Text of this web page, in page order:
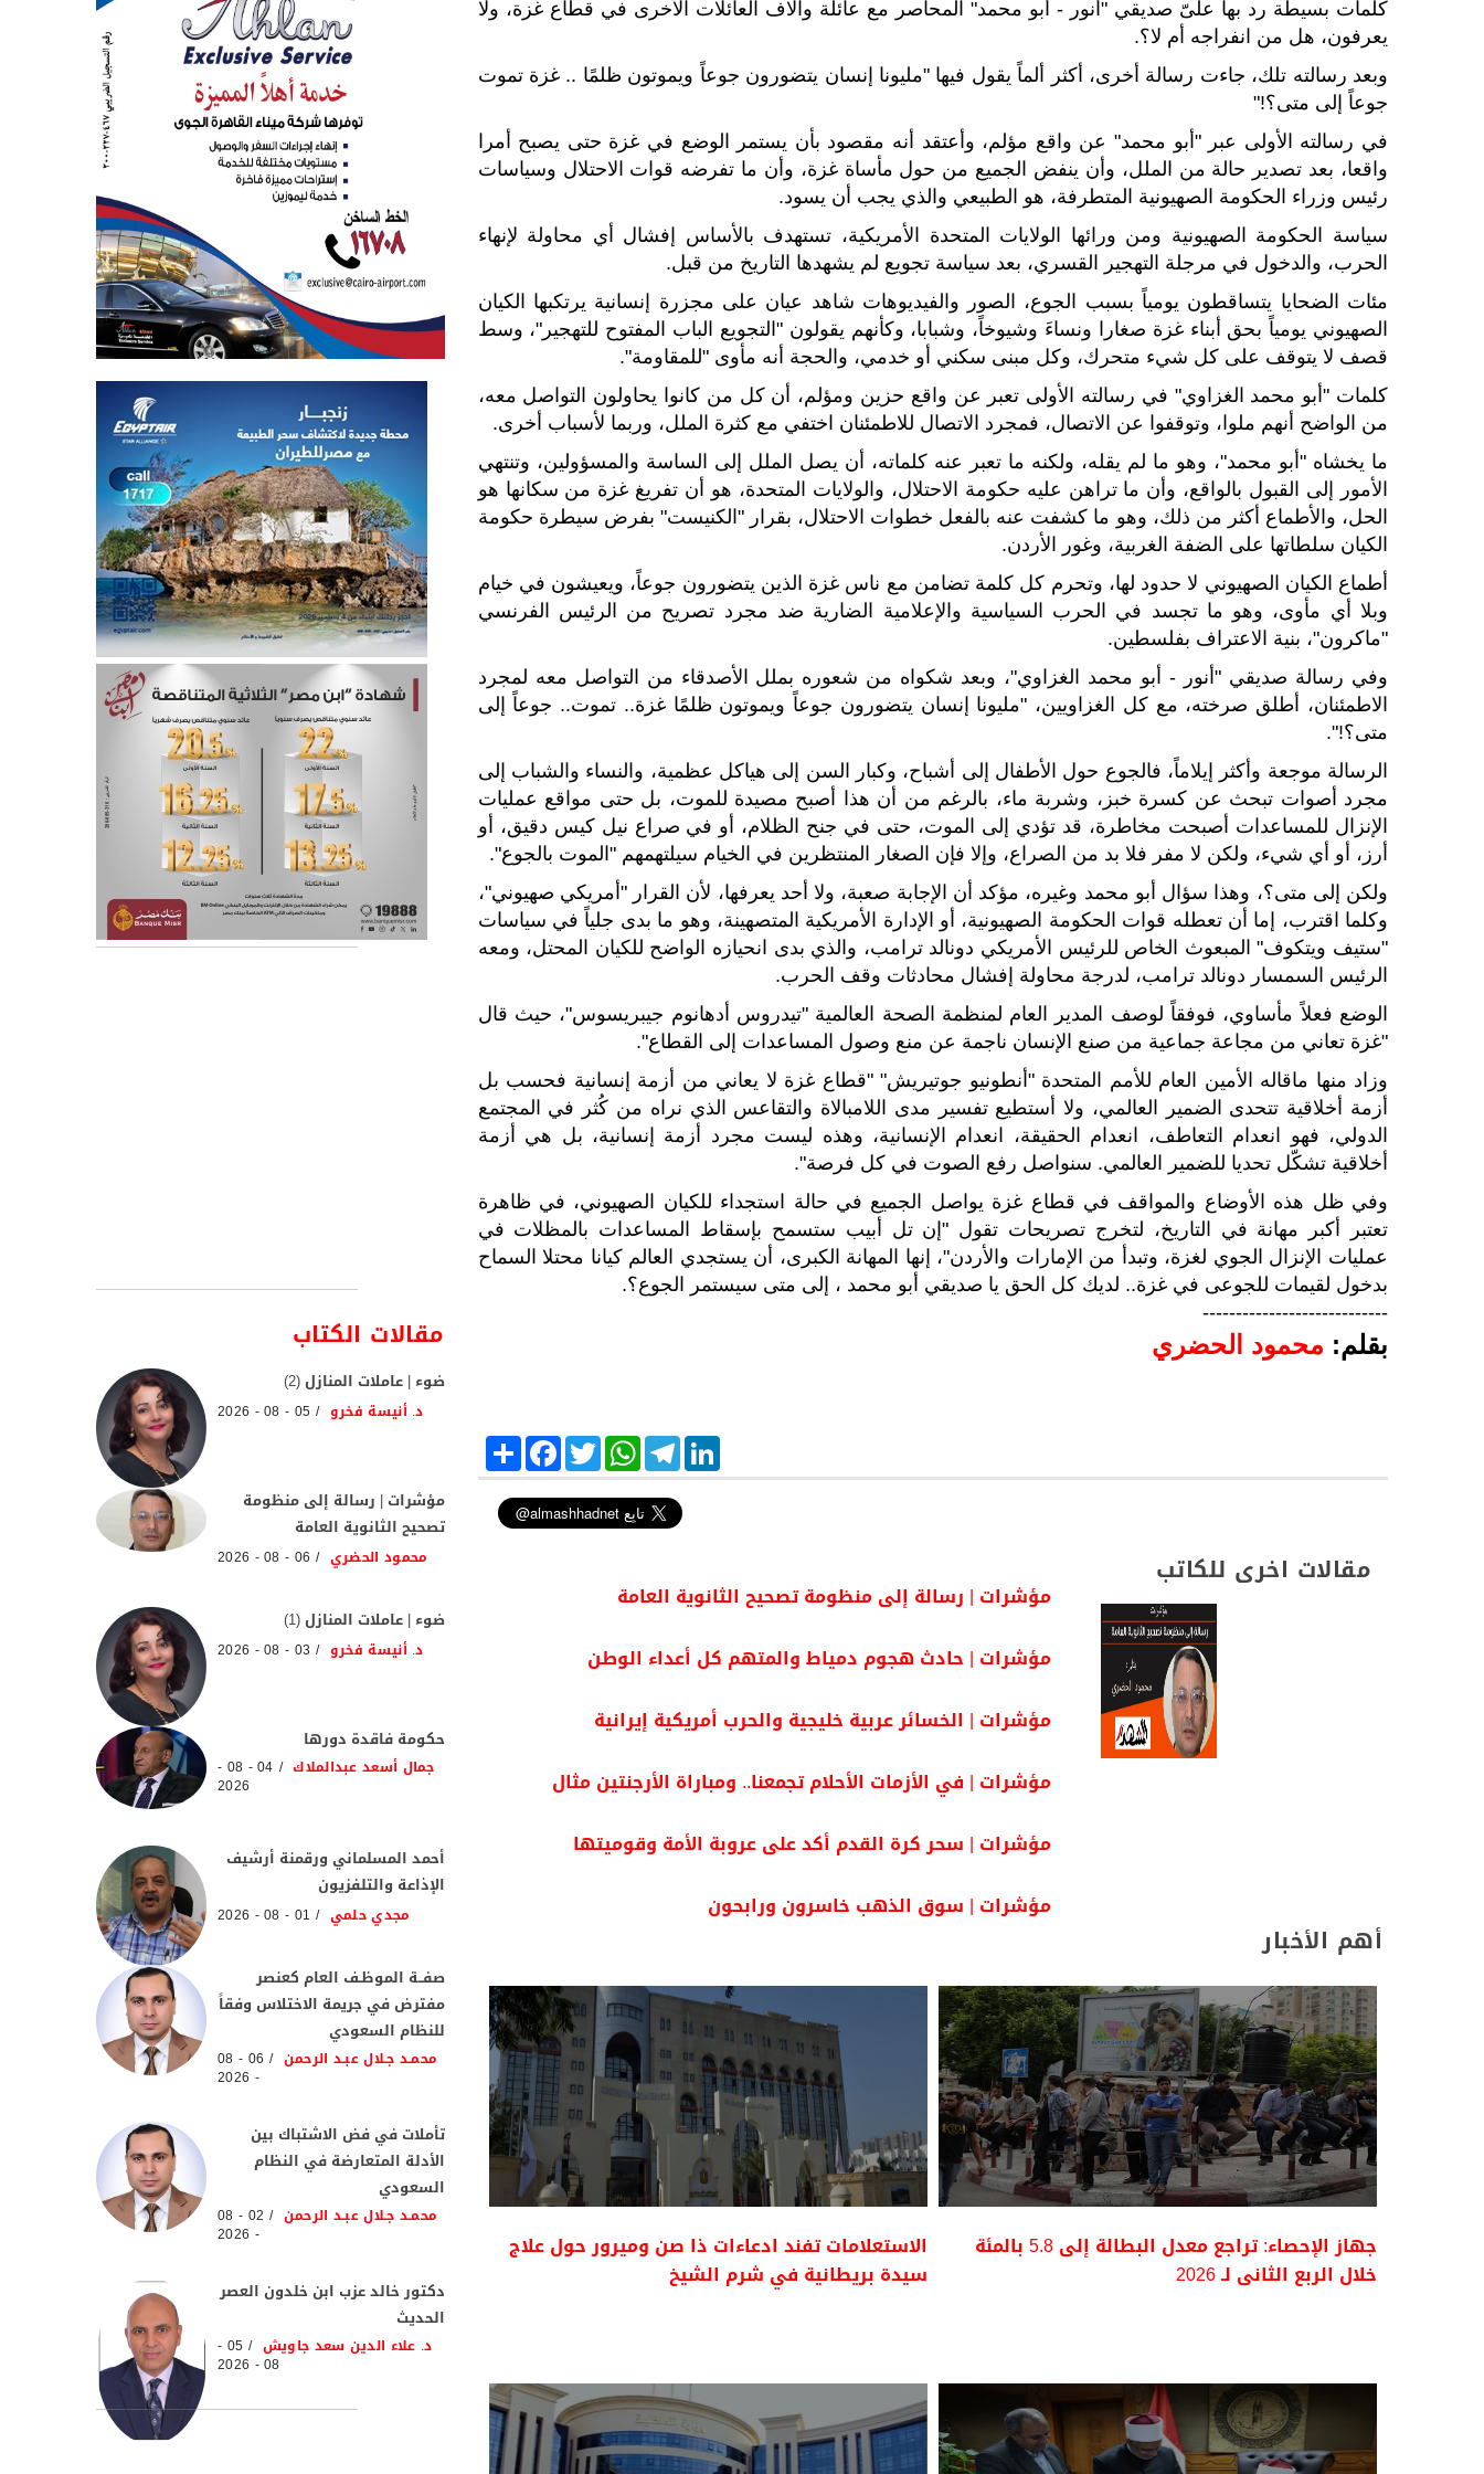
كلمات بسيطة رد بها علىّ صديقي "أنور - أبو محمد" المحاصر مع عائلة وآلاف العائلات الأخرى في قطاع غزة، ولا
يعرفون، هل من انفراجه أم لا؟.
وبعد رسالته تلك، جاءت رسالة أخرى، أكثر ألماً يقول فيها "مليونا إنسان يتضورون جوعاً ويموتون ظلمًا .. غزة تموت
جوعاً إلى متى؟!"
في رسالته الأولى عبر "أبو محمد" عن واقع مؤلم، وأعتقد أنه مقصود بأن يستمر الوضع في غزة حتى يصبح أمرا
واقعا، بعد تصدير حالة من الملل، وأن ينفض الجميع من حول مأساة غزة، وأن ما تفرضه قوات الاحتلال وسياسات
رئيس وزراء الحكومة الصهيونية المتطرفة، هو الطبيعي والذي يجب أن يسود.
سياسة الحكومة الصهيونية ومن ورائها الولايات المتحدة الأمريكية، تستهدف بالأساس إفشال أي محاولة لإنهاء
الحرب، والدخول في مرجلة التهجير القسري، بعد سياسة تجويع لم يشهدها التاريخ من قبل.
مئات الضحايا يتساقطون يومياً بسبب الجوع، الصور والفيديوهات شاهد عيان على مجزرة إنسانية يرتكبها الكيان
الصهيوني يومياً بحق أبناء غزة صغارا ونساءَ وشيوخاً، وشبابا، وكأنهم يقولون "التجويع الباب المفتوح للتهجير"، وسط
قصف لا يتوقف على كل شيء متحرك، وكل مبنى سكني أو خدمي، والحجة أنه مأوى "للمقاومة".
كلمات "أبو محمد الغزاوي" في رسالته الأولى تعبر عن واقع حزين ومؤلم، أن كل من كانوا يحاولون التواصل معه،
من الواضح أنهم ملوا، وتوقفوا عن الاتصال، فمجرد الاتصال للاطمئنان اختفي مع كثرة الملل، وربما لأسباب أخرى.
ما يخشاه "أبو محمد"، وهو ما لم يقله، ولكنه ما تعبر عنه كلماته، أن يصل الملل إلى الساسة والمسؤولين، وتنتهي
الأمور إلى القبول بالواقع، وأن ما تراهن عليه حكومة الاحتلال، والولايات المتحدة، هو أن تفريغ غزة من سكانها هو
الحل، والأطماع أكثر من ذلك، وهو ما كشفت عنه بالفعل خطوات الاحتلال، بقرار "الكنيست" بفرض سيطرة حكومة
الكيان سلطاتها على الضفة الغربية، وغور الأردن.
أطماع الكيان الصهيوني لا حدود لها، وتحرم كل كلمة تضامن مع ناس غزة الذين يتضورون جوعاً، ويعيشون في خيام
وبلا أي مأوى، وهو ما تجسد في الحرب السياسية والإعلامية الضارية ضد مجرد تصريح من الرئيس الفرنسي
"ماكرون"، بنية الاعتراف بفلسطين.
وفي رسالة صديقي "أنور - أبو محمد الغزاوي"، وبعد شكواه من شعوره بملل الأصدقاء من التواصل معه لمجرد
الاطمئنان، أطلق صرخته، مع كل الغزاويين، "مليونا إنسان يتضورون جوعاً ويموتون ظلمًا غزة.. تموت.. جوعاً إلى
متى؟!".
الرسالة موجعة وأكثر إيلاماً، فالجوع حول الأطفال إلى أشباح، وكبار السن إلى هياكل عظمية، والنساء والشباب إلى
مجرد أصوات تبحث عن كسرة خبز، وشربة ماء، بالرغم من أن هذا أصبح مصيدة للموت، بل حتى مواقع عمليات
الإنزال للمساعدات أصبحت مخاطرة، قد تؤدي إلى الموت، حتى في جنح الظلام، أو في صراع نيل كيس دقيق، أو
أرز، أو أي شيء، ولكن لا مفر فلا بد من الصراع، وإلا فإن الصغار المنتظرين في الخيام سيلتهمهم "الموت بالجوع".
ولكن إلى متى؟، وهذا سؤال أبو محمد وغيره، مؤكد أن الإجابة صعبة، ولا أحد يعرفها، لأن القرار "أمريكي صهيوني"،
وكلما اقترب، إما أن تعطله قوات الحكومة الصهيونية، أو الإدارة الأمريكية المتصهينة، وهو ما بدى جلياً في سياسات
"ستيف ويتكوف" المبعوث الخاص للرئيس الأمريكي دونالد ترامب، والذي بدى انحيازه الواضح للكيان المحتل، ومعه
الرئيس السمسار دونالد ترامب، لدرجة محاولة إفشال محادثات وقف الحرب.
الوضع فعلاً مأساوي، فوفقاً لوصف المدير العام لمنظمة الصحة العالمية "تيدروس أدهانوم جيبريسوس"، حيث قال
"غزة تعاني من مجاعة جماعية من صنع الإنسان ناجمة عن منع وصول المساعدات إلى القطاع".
وزاد منها ماقاله الأمين العام للأمم المتحدة "أنطونيو جوتيريش" "قطاع غزة لا يعاني من أزمة إنسانية فحسب بل
أزمة أخلاقية تتحدى الضمير العالمي، ولا أستطيع تفسير مدى اللامبالاة والتقاعس الذي نراه من كُثر في المجتمع
الدولي، فهو انعدام التعاطف، انعدام الحقيقة، انعدام الإنسانية، وهذه ليست مجرد أزمة إنسانية، بل هي أزمة
أخلاقية تشكّل تحديا للضمير العالمي. سنواصل رفع الصوت في كل فرصة".
وفي ظل هذه الأوضاع والمواقف في قطاع غزة يواصل الجميع في حالة استجداء للكيان الصهيوني، في ظاهرة
تعتبر أكبر مهانة في التاريخ، لتخرج تصريحات تقول "إن تل أبيب ستسمح بإسقاط المساعدات بالمظلات في
عمليات الإنزال الجوي لغزة، وتبدأ من الإمارات والأردن"، إنها المهانة الكبرى، أن يستجدي العالم كيانا محتلا السماح
بدخول لقيمات للجوعى في غزة.. لديك كل الحق يا صديقي أبو محمد ، إلى متى سيستمر الجوع؟.
----------------------------
بقلم: محمود الحضري
S
h
a
r
e
F
a
c
e
b
o
T
w
i
t
t
e
W
h
a
t
s
A
T
e
l
e
g
r
L
i
n
مقالات اخرى للكاتب
مؤشرات | رسالة إلى منظومة تصحيح الثانوية العامة
مؤشرات | حادث هجوم دمياط والمتهم كل أعداء الوطن
مؤشرات | الخسائر عربية خليجية والحرب أمريكية إيرانية
مؤشرات | في الأزمات الأحلام تجمعنا.. ومباراة الأرجنتين مثال
مؤشرات | سحر كرة القدم أكد على عروبة الأمة وقوميتها
مؤشرات | سوق الذهب خاسرون ورابحون
أهم الأخبار
جهاز الإحصاء: تراجع معدل البطالة إلى 5.8 بالمئة
خلال الربع الثانى لـ 2026
الاستعلامات تفند ادعاءات ذا صن وميرور حول علاج
سيدة بريطانية في شرم الشيخ
مقالات الكتاب
ضوء | عاملات المنازل (2)
د. أنيسة فخرو 05 - 08 - 2026
مؤشرات | رسالة إلى منظومة
تصحيح الثانوية العامة
محمود الحضري 06 - 08 - 2026
ضوء | عاملات المنازل (1)
د. أنيسة فخرو 03 - 08 - 2026
حكومة فاقدة دورها
جمال أسعد عبدالملاك 04 - 08 -
2026
أحمد المسلماني ورقمنة أرشيف
الإذاعة والتلفزيون
مجدي حلمي 01 - 08 - 2026
صفــة الموظـف العام كعنصر
مفترض في جريمة الاختلاس وفقاً
للنظام السعودي
محمـد جـلال عبـد الرحمن 06 - 08
- 2026
تأملات في فض الاشتباك بين
الأدلة المتعارضة في النظام
السعودي
محمـد جـلال عبـد الرحمن 02 - 08
- 2026
دكتور خالد عزب ابن خلدون العصر
الحديث
د. علاء الدين سعد جاويش 05 -
08 - 2026